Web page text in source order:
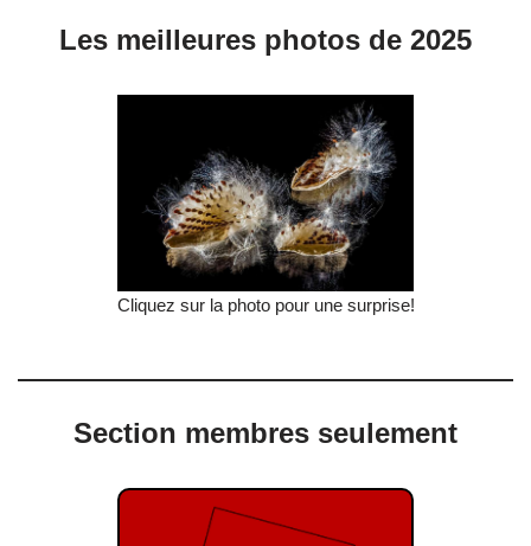
Les meilleures photos de 2025
Cliquez sur la photo pour une surprise!
Section membres seulement